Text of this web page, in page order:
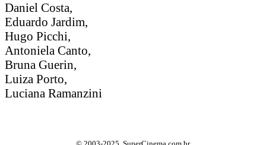
Daniel Costa,
Eduardo Jardim,
Hugo Picchi,
Antoniela Canto,
Bruna Guerin,
Luiza Porto,
Luciana Ramanzini